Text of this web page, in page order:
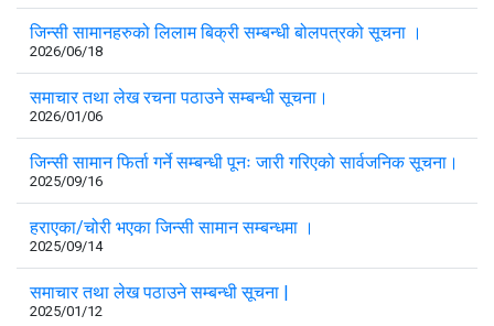
जिन्सी सामानहरुको लिलाम बिक्री सम्बन्धी बोलपत्रको सूचना ।
2026/06/18
समाचार तथा लेख रचना पठाउने सम्बन्धी सूचना।
2026/01/06
जिन्सी सामान फिर्ता गर्ने सम्बन्धी पूनः जारी गरिएको सार्वजनिक सूचना।
2025/09/16
हराएका/चोरी भएका जिन्सी सामान सम्बन्धमा ।
2025/09/14
समाचार तथा लेख पठाउने सम्बन्धी सूचना |
2025/01/12